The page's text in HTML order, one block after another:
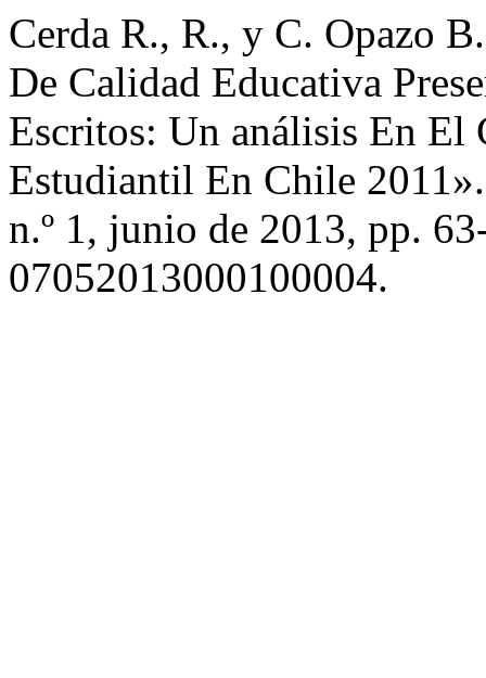
Cerda R., R., y C. Opazo
De Calidad Educativa
Escritos: Un análisis En
Estudiantil En Chile
n.º 1, junio de 2013, pp.
07052013000100004.